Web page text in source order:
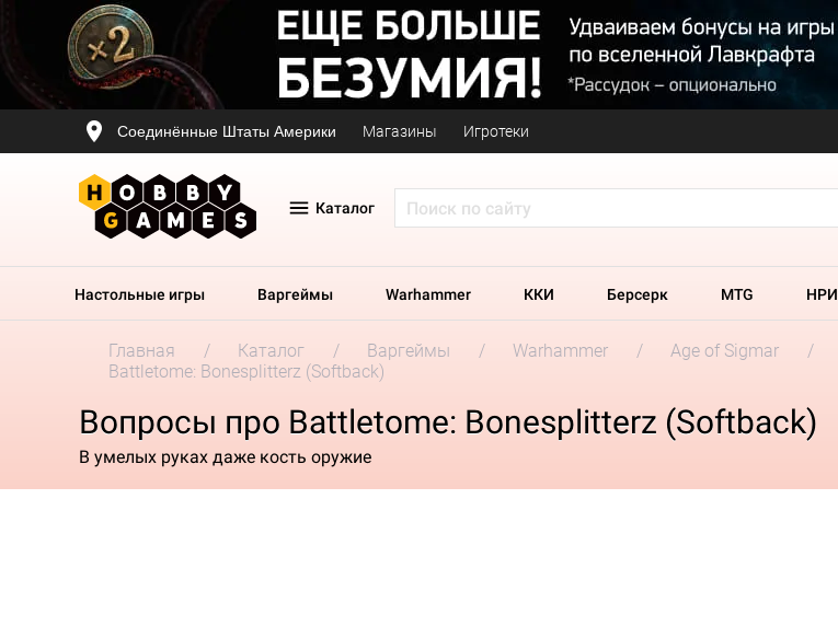
Соединённые Штаты Америки Магазины Игротеки
Каталог
Настольные игры Варгеймы Warhammer ККИ Берсерк MTG НРИ
Главная Каталог Варгеймы Warhammer Age of Sigmar
Battletome: Bonesplitterz (Softback)
Вопросы про Battletome: Bonesplitterz (Softback)
В умелых руках даже кость оружие